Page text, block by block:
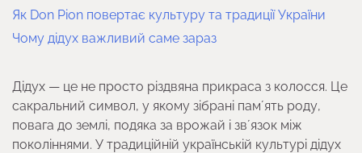
Як Don Pion повертає культуру та традиції України
Чому дідух важливий саме зараз
Дідух — це не просто різдвяна прикраса з колосся. Це
сакральний символ, у якому зібрані памʼять роду,
повага до землі, подяка за врожай і звʼязок між
поколіннями. У традиційній українській культурі дідух